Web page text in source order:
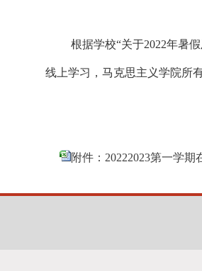
根据学校“关于2022年暑
线上学习 ，马克思主义学院所
附件：20222023第一学期